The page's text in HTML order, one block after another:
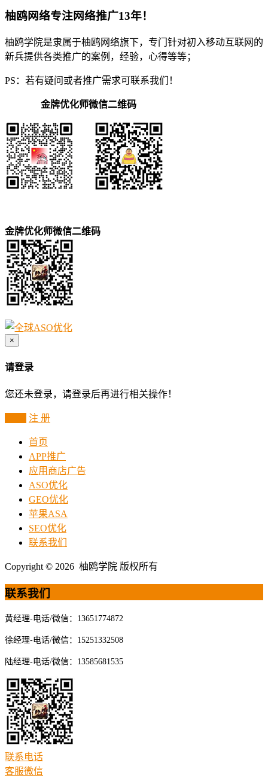
柚鸥网络专注网络推广13年！
柚鸥学院是隶属于柚鸥网络旗下，专门针对初入移动互联网的
新兵提供各类推广的案例，经验，心得等等；
PS：若有疑问或者推广需求可联系我们！
金牌优化师微信二维码
金牌优化师微信二维码
×
请登录
您还未登录，请登录后再进行相关操作！
注 册
首页
APP推广
应用商店广告
ASO优化
GEO优化
苹果ASA
SEO优化
联系我们
Copyright © 2026 柚鸥学院 版权所有
联系我们
黄经理-电话/微信：13651774872
徐经理-电话/微信：15251332508
陆经理-电话/微信：13585681535
联系电话
客服微信